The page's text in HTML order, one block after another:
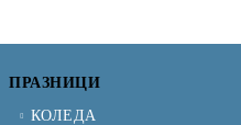
ПРАЗНИЦИ
КОЛЕДА